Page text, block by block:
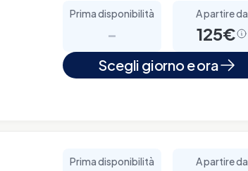
Prima disponibilità
-
A partire da
125€
Scegli giorno e ora
Prima disponibilità A partire da